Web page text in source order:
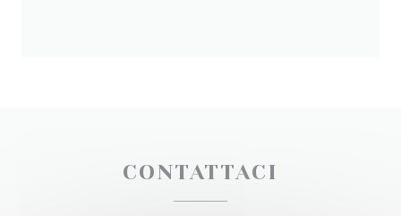
CONTATTACI